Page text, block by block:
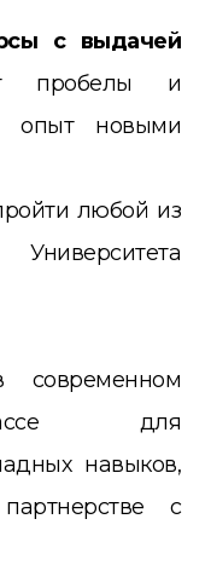
с выдачей
пробелы и
опыт новыми
любой из
для
навыков,
с